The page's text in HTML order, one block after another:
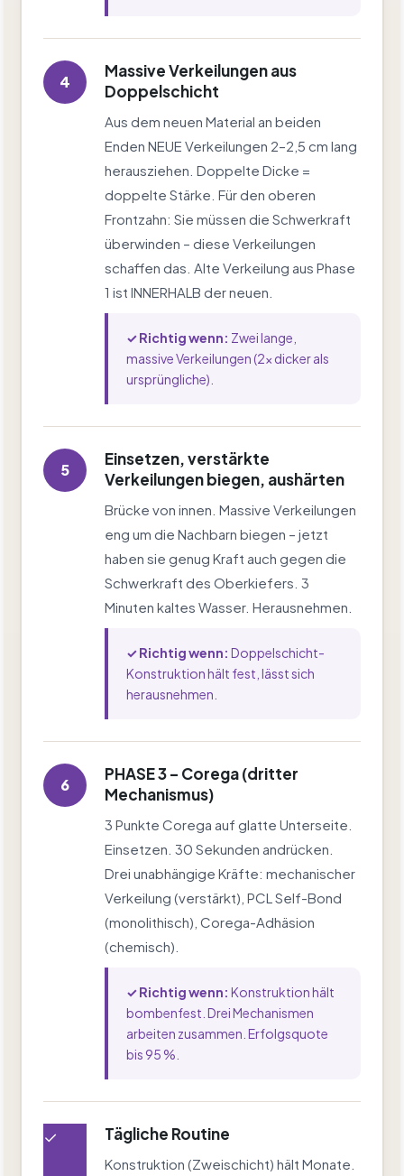
4
Massive Verkeilungen aus
Doppelschicht
Aus dem neuen Material an beiden
Enden NEUE Verkeilungen 2–2,5 cm lang
herausziehen. Doppelte Dicke =
doppelte Stärke. Für den oberen
Frontzahn: Sie müssen die Schwerkraft
überwinden – diese Verkeilungen
schaffen das. Alte Verkeilung aus Phase
1 ist INNERHALB der neuen.
✓ Richtig wenn: Zwei lange,
massive Verkeilungen (2× dicker als
ursprüngliche).
5
Einsetzen, verstärkte
Verkeilungen biegen, aushärten
Brücke von innen. Massive Verkeilungen
eng um die Nachbarn biegen – jetzt
haben sie genug Kraft auch gegen die
Schwerkraft des Oberkiefers. 3
Minuten kaltes Wasser. Herausnehmen.
✓ Richtig wenn: Doppelschicht-
Konstruktion hält fest, lässt sich
herausnehmen.
6
PHASE 3 – Corega (dritter
Mechanismus)
3 Punkte Corega auf glatte Unterseite.
Einsetzen. 30 Sekunden andrücken.
Drei unabhängige Kräfte: mechanischer
Verkeilung (verstärkt), PCL Self-Bond
(monolithisch), Corega-Adhäsion
(chemisch).
✓ Richtig wenn: Konstruktion hält
bombenfest. Drei Mechanismen
arbeiten zusammen. Erfolgsquote
bis 95 %.
✓ Tägliche Routine
Konstruktion (Zweischicht) hält Monate.